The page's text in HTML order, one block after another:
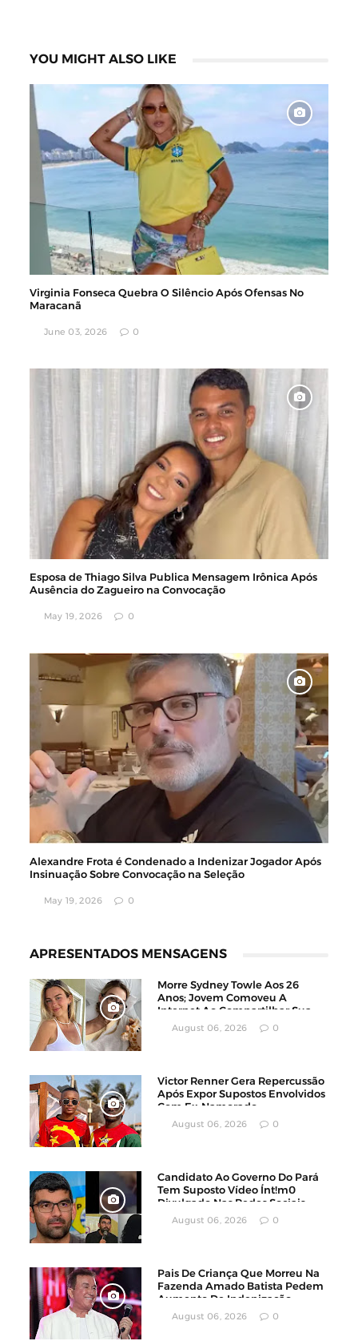
YOU MIGHT ALSO LIKE
Virginia Fonseca Quebra O Silêncio Após Ofensas No
Maracanã
June 03, 2026 0
Esposa de Thiago Silva Publica Mensagem Irônica Após
Ausência do Zagueiro na Convocação
May 19, 2026 0
Alexandre Frota é Condenado a Indenizar Jogador Após
Insinuação Sobre Convocação na Seleção
May 19, 2026 0
APRESENTADOS MENSAGENS
Morre Sydney Towle Aos 26
Anos; Jovem Comoveu A
Internet Ao Compartilhar Sua
Luta Contra O Câncer
August 06, 2026 0
Victor Renner Gera Repercussão
Após Expor Supostos Envolvidos
Com Ex-Namorado
August 06, 2026 0
Candidato Ao Governo Do Pará
Tem Suposto Vídeo Ínt!m0
Divulgado Nas Redes Sociais
August 06, 2026 0
Pais De Criança Que Morreu Na
Fazenda Amado Batista Pedem
Aumento De Indenização
August 06, 2026 0